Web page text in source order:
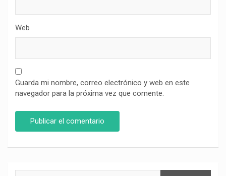
Web
Guarda mi nombre, correo electrónico y web en este
navegador para la próxima vez que comente.